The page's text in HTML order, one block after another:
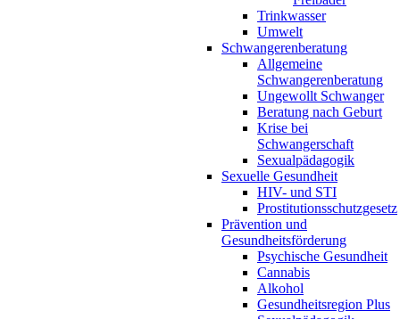
Trinkwasser
Umwelt
Schwangerenberatung
Allgemeine
Schwangerenberatung
Ungewollt Schwanger
Beratung nach Geburt
Krise bei
Schwangerschaft
Sexualpädagogik
Sexuelle Gesundheit
HIV- und STI
Prostitutionsschutzgesetz
Prävention und
Gesundheitsförderung
Psychische Gesundheit
Cannabis
Alkohol
Gesundheitsregion Plus